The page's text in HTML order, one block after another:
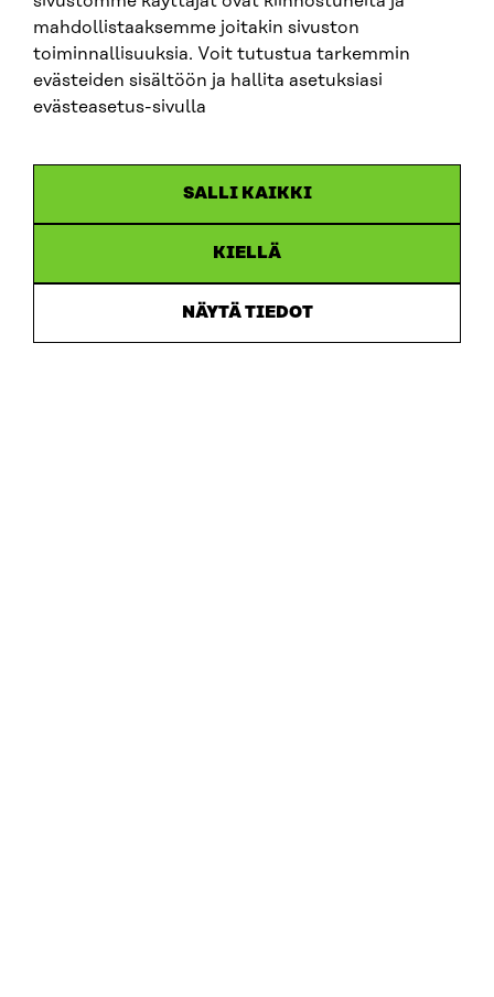
mahdollistaaksemme joitakin sivuston
toiminnallisuuksia. Voit tutustua tarkemmin
evästeiden sisältöön ja hallita asetuksiasi
evästeasetus-sivulla
SALLI KAIKKI
KIELLÄ
NÄYTÄ TIEDOT
ARTIKKELI
China shock 2.0 – Eurooppa havahtuu liian hitaasti
Kiinan järjestelmävaltaan